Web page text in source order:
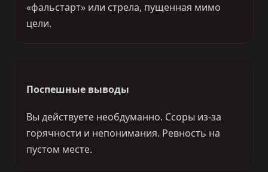
«фальстарт» или стрела, пущенная мимо
цели.
Поспешные выводы
Вы действуете необдуманно. Ссоры из-за
горячности и непонимания. Ревность на
пустом месте.